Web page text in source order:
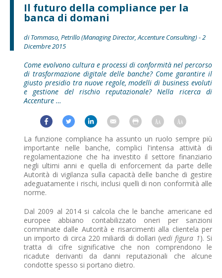
Il futuro della compliance per la
banca di domani
di Tommaso, Petrillo (Managing Director, Accenture Consulting) - 2
Dicembre 2015
Come evolvono cultura e processi di conformità nel percorso
di trasformazione digitale delle banche? Come garantire il
giusto presidio tra nuove regole, modelli di business evoluti
e gestione del rischio reputazionale? Nella ricerca di
Accenture …
La funzione compliance ha assunto un ruolo sempre più
importante nelle banche, complici l'intensa attività di
regolamentazione che ha investito il settore finanziario
negli ultimi anni e quella di enforcement da parte delle
Autorità di vigilanza sulla capacità delle banche di gestire
adeguatamente i rischi, inclusi quelli di non conformità alle
norme.
Dal 2009 al 2014 si calcola che le banche americane ed
europee abbiano contabilizzato oneri per sanzioni
comminate dalle Autorità e risarcimenti alla clientela per
un importo di circa 220 miliardi di dollari (vedi figura 1). Si
tratta di cifre significative che non comprendono le
ricadute derivanti da danni reputazionali che alcune
condotte spesso si portano dietro.